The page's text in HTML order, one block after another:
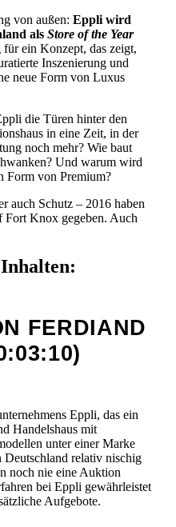
von außen:Eppli wird
alsStore of the Year
ein Konzept, das zeigt,
Inszenierung und
neue Form von Luxus
die Türen hinter den
in eine Zeit, in der
noch mehr? Wie baut
Und warum wird
Form von Premium?
auch Schutz – 2016 haben
Fort Knox gegeben. Auch
FERDIAND
Eppli, das ein
Handelshaus mit
unter einer Marke
relativ nischig
noch nie eine Auktion
bei Eppli gewährleistet
Aufgebote.